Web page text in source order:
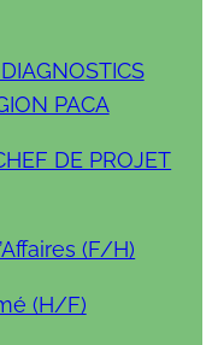
PACA
DE PROJET
(F/H)
(H/F)